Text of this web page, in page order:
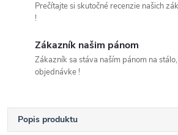
Prečítajte si skutočné recenzie našich
!
Zákazník našim pánom
Zákazník sa stáva naším pánom na
objednávke !
Popis produktu